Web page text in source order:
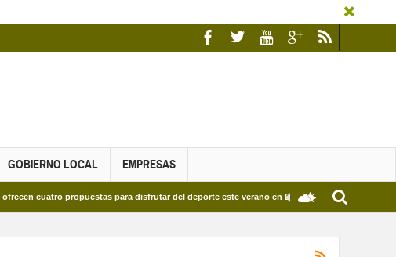
GOBIERNO LOCAL EMPRESAS
para disfrutar del deporte este verano en Dos Hermanas Más de dos mil